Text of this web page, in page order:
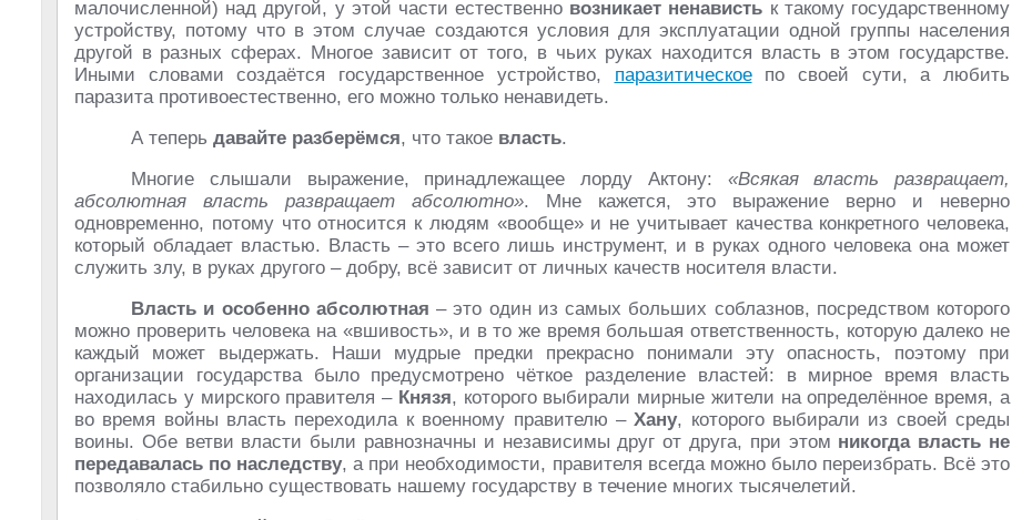
малочисленной) над другой, у этой части естественно возникает ненависть к такому государственному
устройству, потому что в этом случае создаются условия для эксплуатации одной группы населения
другой в разных сферах. Многое зависит от того, в чьих руках находится власть в этом государстве.
Иными словами создаётся государственное устройство, паразитическоепо своей сути, а любить
паразита противоестественно, его можно только ненавидеть.
А теперь давайте разберёмся, что такое власть.
Многие слышали выражение, принадлежащее лорду Актону: «Всякая власть развращает,
абсолютная власть развращает абсолютно». Мне кажется, это выражение верно и неверно
одновременно, потому что относится к людям «вообще» и не учитывает качества конкретного человека,
который обладает властью. Власть – это всего лишь инструмент, и в руках одного человека она может
служить злу, в руках другого – добру, всё зависит от личных качеств носителя власти.
Власть и особенно абсолютная – это один из самых больших соблазнов, посредством которого
можно проверить человека на «вшивость», и в то же время большая ответственность, которую далеко не
каждый может выдержать. Наши мудрые предки прекрасно понимали эту опасность, поэтому при
организации государства было предусмотрено чёткое разделение властей: в мирное время власть
находилась у мирского правителя – Князя, которого выбирали мирные жители на определённое время, а
во время войны власть переходила к военному правителю –Хану, которого выбирали из своей среды
воины. Обе ветви власти были равнозначны и независимы друг от друга, при этом никогда власть не
передавалась по наследству, а при необходимости, правителя всегда можно было переизбрать. Всё это
позволяло стабильно существовать нашему государству в течение многих тысячелетий.